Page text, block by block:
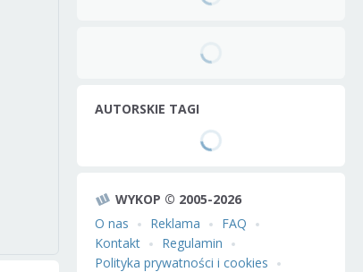
AUTORSKIE TAGI
WYKOP © 2005-2026
O nas
Reklama
FAQ
Kontakt
Regulamin
Polityka prywatności i cookies